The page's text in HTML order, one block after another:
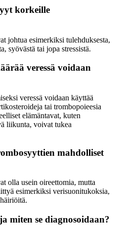
korkeille
johtua esimerkiksi tulehduksesta,
syövästä tai jopa stressistä.
veressä voidaan
veressä voidaan käyttää
tai trombopoieesia
elämäntavat, kuten
liikunta, voivat tukea
mahdolliset
olla usein oireettomia, mutta
esimerkiksi verisuonitukoksia,
miten se diagnosoidaan?